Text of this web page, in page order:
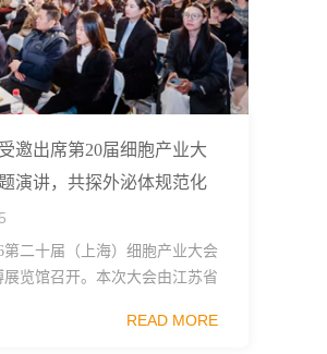
邀出席第20届细胞产业大
演讲，共探外泌体规范化
第二十届（上海）细胞产业大会
览馆召开。本次大会由江苏省
医药分会、武汉东湖国家自主创
READ MORE